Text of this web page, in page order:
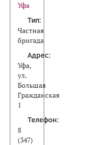
Уфа
Тип:
Частная
бригада
Адрес:
Уфа,
ул.
Большая
Гражданская
1
Телефон:
8
(347)